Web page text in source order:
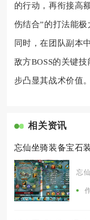
的行动，再衔接高
伤结合”的打法能极
同时，在团队副本
敌方BOSS的关键
步凸显其战术价值。
相关资讯
忘仙坐骑装备宝石
忘